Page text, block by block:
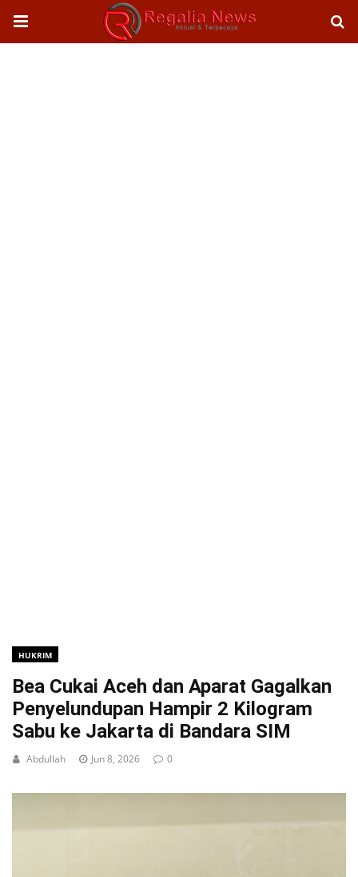
HUKRIM
Bea Cukai Aceh dan Aparat Gagalkan
Penyelundupan Hampir 2 Kilogram
Sabu ke Jakarta di Bandara SIM
Abdullah Jun 8, 2026 0